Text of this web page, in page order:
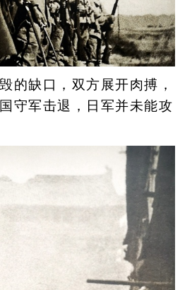
缺口，双方展开肉搏，
守军击退，日军并未能攻